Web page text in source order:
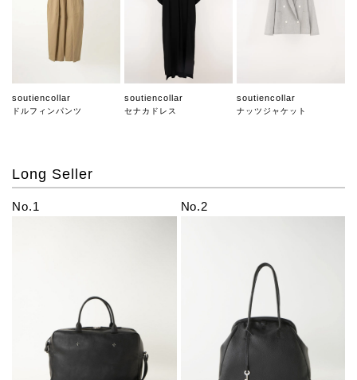
soutiencollar
ドルフィンパンツ
soutiencollar
セナカドレス
soutiencollar
ナッツジャケット
Long Seller
No.1 No.2